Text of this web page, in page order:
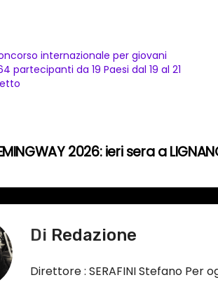
internazionale per giovani
partecipanti da 19 Paesi dal 19 al 21
2026: ieri sera a
Di Redazione
Direttore : SERAFINI Stefano